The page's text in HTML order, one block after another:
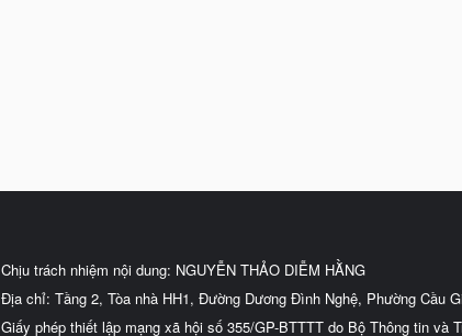
Chịu trách nhiệm nội dung: NGUYỄN THẢO DIỄM HẰNG
Địa chỉ: Tầng 2, Tòa nhà HH1, Đường Dương Đình Nghệ, Phường Cầu
Giấy phép thiết lập mạng xã hội số 355/GP-BTTTT do Bộ Thông tin và